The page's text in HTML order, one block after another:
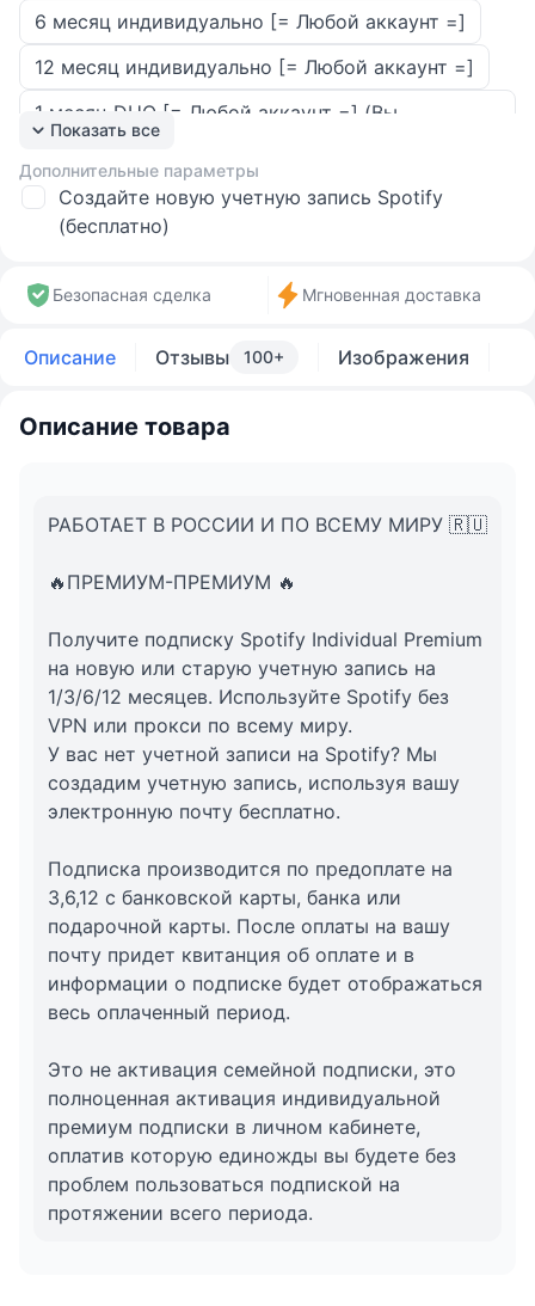
6 месяц индивидуально [= Любой аккаунт =]
12 месяц индивидуально [= Любой аккаунт =]
1 месяц DUO [= Любой аккаунт =] (Вы
управляете подпиской и можете добавить
второй аккаунт)
3 месяц DUO [= Любой аккаунт =] (Вы
управляете подпиской и можете добавить
управляете подпиской и можете добавить
12 месяц DUO [= Любой аккаунт =] (Вы
1 месяцев главной семейной подписки (до 5
самостоятельно)
1 месяц платинового пакета [Без потерь
качества и AI DJ][добавить до 2 пользователей]
2.5 месяц платинового пакета [Без потерь
качества и AI DJ][добавить до 2 пользователей]
6 месяц платинового пакета [Без потерь
качества и AI DJ][добавить до 2 пользователей]
качества и AI DJ][добавить до 2 пользователей]
additional service
Показать все
Дополнительные параметры
Создайте новую учетную запись Spotify
(бесплатно)
Безопасная сделка Мгновенная доставка
Описание Отзывы 100+ Изображения
Описание товара
РАБОТАЕТ В РОССИИ И ПО ВСЕМУ МИРУ 🇷🇺
🔥ПРЕМИУМ-ПРЕМИУМ 🔥
Получите подписку Spotify Individual Premium
на новую или старую учетную запись на
1/3/6/12 месяцев. Используйте Spotify без
VPN или прокси по всему миру.
У вас нет учетной записи на Spotify? Мы
создадим учетную запись, используя вашу
электронную почту бесплатно.
Подписка производится по предоплате на
3,6,12 с банковской карты, банка или
подарочной карты. После оплаты на вашу
почту придет квитанция об оплате и в
информации о подписке будет отображаться
весь оплаченный период.
Это не активация семейной подписки, это
полноценная активация индивидуальной
премиум подписки в личном кабинете,
оплатив которую единожды вы будете без
проблем пользоваться подпиской на
протяжении всего периода.